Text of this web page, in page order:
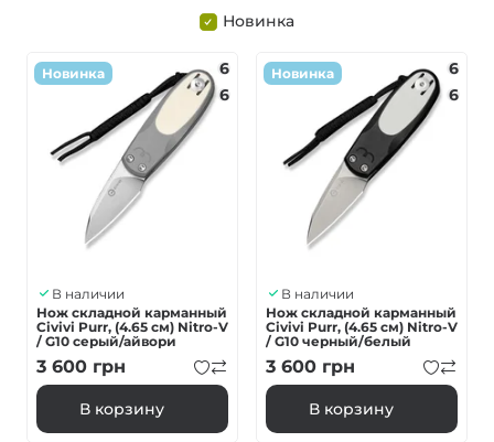
Новинка
Новинка
6
6
В наличии
Нож складной карманный
Civivi Purr, (4.65 см) Nitro-V
/ G10 серый/айвори
3 600 грн
В корзину
Новинка
6
6
В наличии
Нож складной карманный
Civivi Purr, (4.65 см) Nitro-V
/ G10 черный/белый
3 600 грн
В корзину